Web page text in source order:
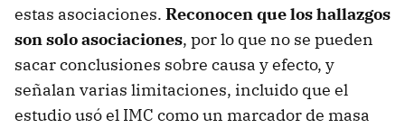
estas asociaciones. Reconocen que los hallazgos
son solo asociaciones, por lo que no se pueden
sacar conclusiones sobre causa y efecto, y
señalan varias limitaciones, incluido que el
estudio usó el IMC como un marcador de masa